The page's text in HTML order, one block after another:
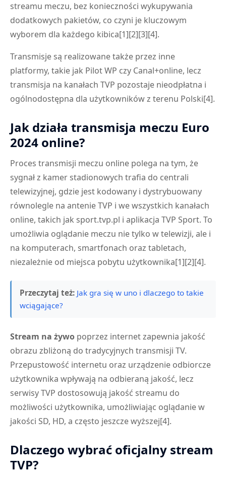
streamu meczu, bez konieczności wykupywania
dodatkowych pakietów, co czyni je kluczowym
wyborem dla każdego kibica[1][2][3][4].
Transmisje są realizowane także przez inne
platformy, takie jak Pilot WP czy Canal+online, lecz
transmisja na kanałach TVP pozostaje nieodpłatna i
ogólnodostępna dla użytkowników z terenu Polski[4].
Jak działa transmisja meczu Euro
2024 online?
Proces transmisji meczu online polega na tym, że
sygnał z kamer stadionowych trafia do centrali
telewizyjnej, gdzie jest kodowany i dystrybuowany
równolegle na antenie TVP i we wszystkich kanałach
online, takich jak sport.tvp.pl i aplikacja TVP Sport. To
umożliwia oglądanie meczu nie tylko w telewizji, ale i
na komputerach, smartfonach oraz tabletach,
niezależnie od miejsca pobytu użytkownika[1][2][4].
Przeczytaj też: Jak gra się w uno i dlaczego to takie
wciągające?
Stream na żywo poprzez internet zapewnia jakość
obrazu zbliżoną do tradycyjnych transmisji TV.
Przepustowość internetu oraz urządzenie odbiorcze
użytkownika wpływają na odbieraną jakość, lecz
serwisy TVP dostosowują jakość streamu do
możliwości użytkownika, umożliwiając oglądanie w
jakości SD, HD, a często jeszcze wyższej[4].
Dlaczego wybrać oficjalny stream
TVP?